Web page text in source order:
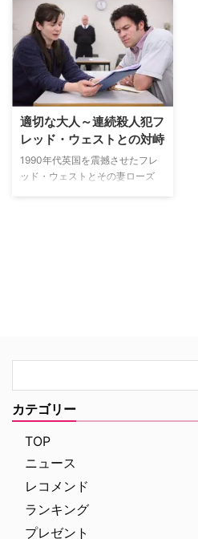
た。刑事メア・シーアンは事件の
調査に当たるが、誰もが容疑者と
なりうる状況で捜査は難航。父
親、元恋人、親友、教師、神父…
少女を取り巻く住民たちの想いは
絡み合い、やがて事件は思いもよ
らない展開を見せていく。犯人は
誰なのか？ なぜ少女は殺害され
たのか？
適切な大人～連続殺人犯フ
レッド・ウェストとの対峙
1990年代英国を震撼させたフレ
ッド・ウェストとその妻ローズ
カテゴリー
TOP
ニュース
レコメンド
ランキング
プレゼント